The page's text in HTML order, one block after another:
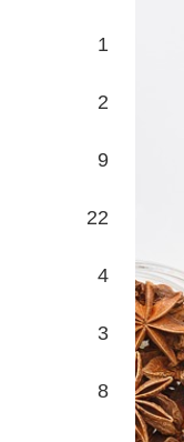
1
2
9
22
4
3
8